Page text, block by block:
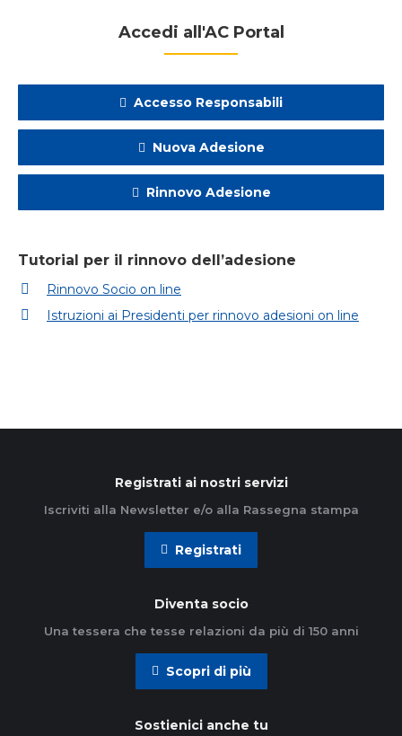
Accedi all'AC Portal
Accesso Responsabili
Nuova Adesione
Rinnovo Adesione
Tutorial per il rinnovo dell’adesione
Rinnovo Socio on line
Istruzioni ai Presidenti per rinnovo adesioni on line
Registrati ai nostri servizi
Iscriviti alla Newsletter e/o alla Rassegna stampa
Registrati
Diventa socio
Una tessera che tesse relazioni da più di 150 anni
Scopri di più
Sostienici anche tu